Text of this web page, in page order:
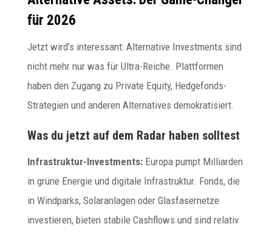
für 2026
Jetzt wird’s interessant: Alternative Investments sind
nicht mehr nur was für Ultra-Reiche. Plattformen
haben den Zugang zu Private Equity, Hedgefonds-
Strategien und anderen Alternatives demokratisiert.
Was du jetzt auf dem Radar haben solltest
Infrastruktur-Investments:Europa pumpt Milliarden
in grüne Energie und digitale Infrastruktur. Fonds, die
in Windparks, Solaranlagen oder Glasfasernetze
investieren, bieten stabile Cashflows und sind relativ